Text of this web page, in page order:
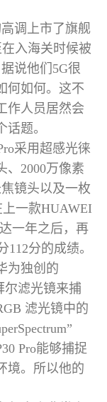
调上市了旗舰
入海关时候被
说他们5G很
何如何。这不
作人员居然会
题。
采用超感光徕
、2000万像素
镜头以及一枚
一款HUAWEI
一年之后，再
分的成绩。
独创的
尔滤光镜来捕
滤光镜中的
Pro能够捕捉
境。所以他的